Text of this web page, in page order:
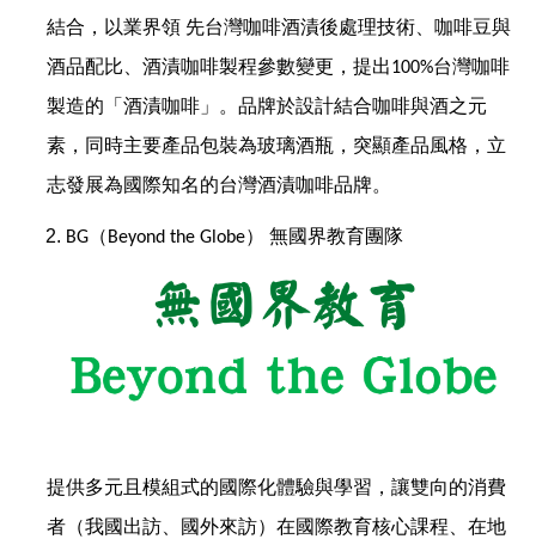
結合，以業界領 先台灣咖啡酒漬後處理技術、咖啡豆與
酒品配比、酒漬咖啡製程參數變更，提出100%台灣咖啡
製造的「酒漬咖啡」。品牌於設計結合咖啡與酒之元
素，同時主要產品包裝為玻璃酒瓶，突顯產品風格，立
志發展為國際知名的台灣酒漬咖啡品牌。
BG （ Beyond the Globe） 無國界教育團隊
提供多元且模組式的國際化體驗與學習，讓雙向的消費
者（我國出訪、國外來訪）在國際教育核心課程、在地